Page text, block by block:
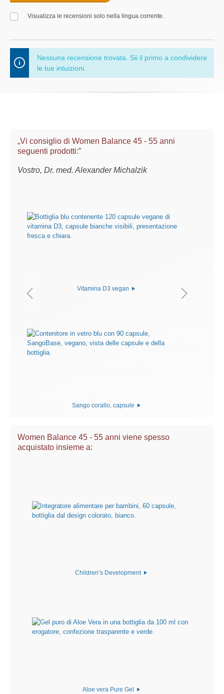
Visualizza le recensioni solo nella lingua corrente.
Nessuna recensione trovata. Sii il primo a condividere
le tue intuizioni.
„Vi consiglio di Women Balance 45 - 55 anni
seguenti prodotti:”
Vostro, Dr. med. Alexander Michalzik
Vitamina D3 vegan
Sango corallo, capsule
Women Balance 45 - 55 anni viene spesso
acquistato insieme a:
Children’s Development
Aloe vera Pure Gel